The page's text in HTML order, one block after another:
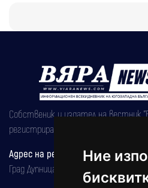
Ние
Собственик и издател на вестник
регистрирана на 08.05.2002 година.
Адрес на редакцията
Град Дупница, ул.''Христо Ботев" 43